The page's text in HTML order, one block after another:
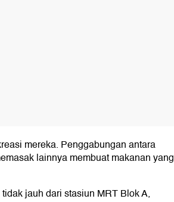
mereka. Penggabungan antara
lainnya membuat makanan yang
jauh dari stasiun MRT Blok A,